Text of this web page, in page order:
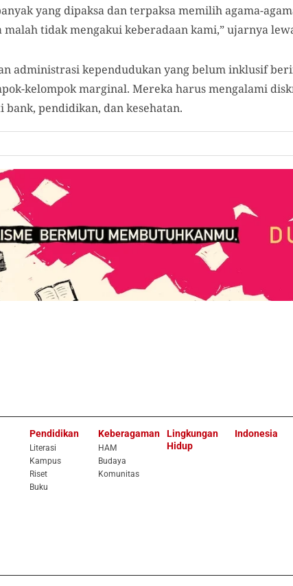
yang dipaksa dan terpaksa memilih agama-
tidak mengakui keberadaan kami,” ujarnya
administrasi kependudukan yang belum inklusif
kelompok marginal. Mereka harus mengalami
pendidikan, dan kesehatan.
Pendidikan
Literasi
Kampus
Riset
Buku
Keberagaman
HAM
Budaya
Komunitas
Lingkungan
Hidup
Indonesia